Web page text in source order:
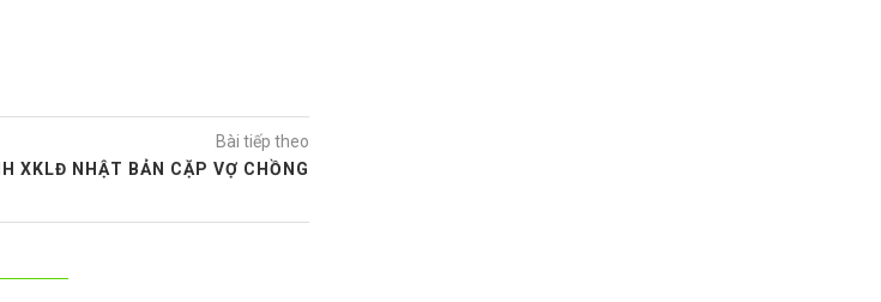
Bài tiếp theo
XKLĐ NHẬT BẢN CẶP VỢ CHỒNG